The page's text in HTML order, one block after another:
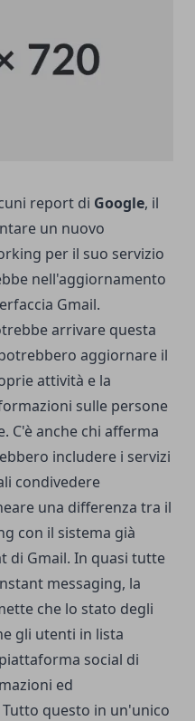
report di Google, il
un nuovo
per il suo servizio
nell'aggiornamento
Gmail.
arrivare questa
aggiornare il
attività e la
sulle persone
C'è anche chi afferma
includere i servizi
condivedere
una differenza tra il
con il sistema già
di Gmail. In quasi tutte
messaging, la
che lo stato degli
gli utenti in lista
social di
ed
questo in un'unico